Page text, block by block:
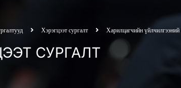
Хэрэгцээт сургалт Харилцагчийн
СУРГАЛТ